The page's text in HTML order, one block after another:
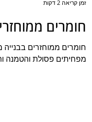
חומרים
חומרים ממוחזרים
מפחיתים פסולת והטמנה
זמן קריאה 2 דקות